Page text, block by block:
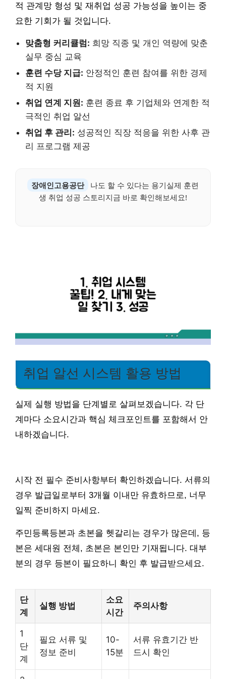
적 관계망 형성 및 재취업 성공 가능성을 높이는 중
요한 기회가 될 것입니다.
맞춤형 커리큘럼: 희망 직종 및 개인 역량에 맞춘
실무 중심 교육
훈련 수당 지급: 안정적인 훈련 참여를 위한 경제
적 지원
취업 연계 지원: 훈련 종료 후 기업체와 연계한 적
극적인 취업 알선
취업 후 관리: 성공적인 직장 적응을 위한 사후 관
리 프로그램 제공
장애인고용공단
나도 할 수 있다는 용기실제 훈련
생 취업 성공 스토리지금 바로 확인해보세요!
취업 알선 시스템 활용 방법
실제 실행 방법을 단계별로 살펴보겠습니다. 각 단
계마다 소요시간과 핵심 체크포인트를 포함해서 안
내하겠습니다.
시작 전 필수 준비사항부터 확인하겠습니다. 서류의
경우 발급일로부터 3개월 이내만 유효하므로, 너무
일찍 준비하지 마세요.
주민등록등본과 초본을 헷갈리는 경우가 많은데, 등
본은 세대원 전체, 초본은 본인만 기재됩니다. 대부
분의 경우 등본이 필요하니 확인 후 발급받으세요.
단
계
실행 방법
소요
시간
주의사항
1
단
계
필요 서류 및
정보 준비
10-
15분
서류 유효기간 반
드시 확인